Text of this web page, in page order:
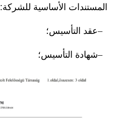
المستندات الأساسية للشركة:
عقد التأسيس؛
شهادة التأسيس؛